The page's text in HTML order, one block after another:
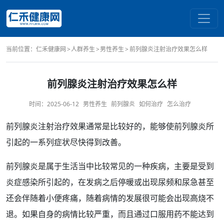
当前位置： 仁禾健康网 人群养生 男性养生 前列腺炎注射治疗效果怎么样
前列腺炎注射治疗效果怎么样
时间： 2025-06-12 男性养生 前列腺炎 如何治疗 怎么治疗
前列腺炎注射治疗效果通常是比较好的，能够使前列腺炎所
引起的一系列症状尽快得到改善。
前列腺炎是属于生活当中比较常见的一种疾病，主要是受到
炎症感染所引起的，在发病之后停暖或出现尿频和尿急甚至
还会伴随着小便疼痛，随着病情的发展很可能会出现高烧不
退。如果自身的病情比较严重，而且通过口服用药不能达到